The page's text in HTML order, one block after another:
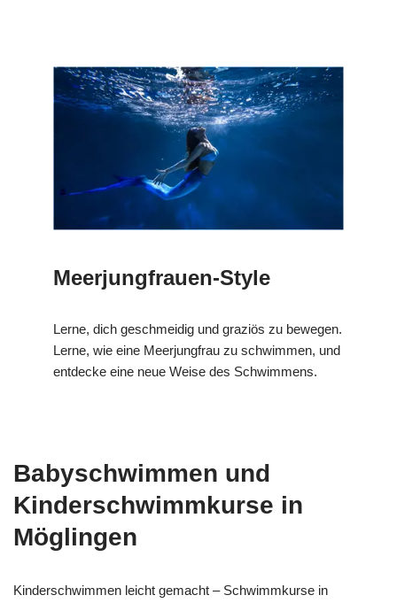
Meerjungfrauen-Style
Lerne, dich geschmeidig und graziös zu bewegen.
Lerne, wie eine Meerjungfrau zu schwimmen, und
entdecke eine neue Weise des Schwimmens.
Babyschwimmen und
Kinderschwimmkurse in
Möglingen
Kinderschwimmen leicht gemacht – Schwimmkurse in